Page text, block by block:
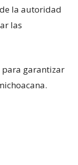
la autoridad
las
para garantizar